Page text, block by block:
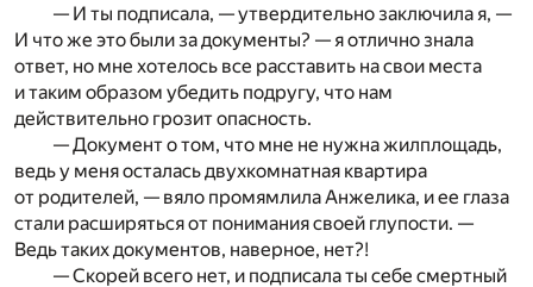
— И ты подписала, — утвердительно заключила я, —
И что же это были за документы? — я отлично знала
ответ, но мне хотелось все расставить на свои места
и таким образом убедить подругу, что нам
действительно грозит опасность.
— Документ о том, что мне не нужна жилплощадь,
ведь у меня осталась двухкомнатная квартира
от родителей, — вяло промямлила Анжелика, и ее глаза
стали расширяться от понимания своей глупости. —
Ведь таких документов, наверное, нет?!
— Скорей всего нет, и подписала ты себе смертный